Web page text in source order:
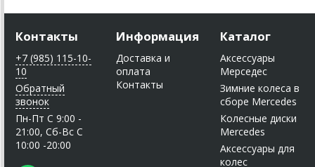
Контакты
+7 (985) 115-10-
10
Обратный
звонок
Пн-Пт C 9:00 -
21:00, Сб-Вс С
10:00 -20:00
Информация
Доставка и
оплата
Контакты
Каталог
Аксессуары
Мерседес
Зимние колеса в
сборе Mercedes
Колесные диски
Mercedes
Аксессуары для
колес